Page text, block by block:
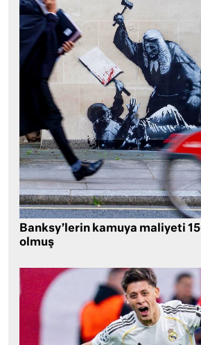
Banksy’lerin kamuya maliyeti
olmuş